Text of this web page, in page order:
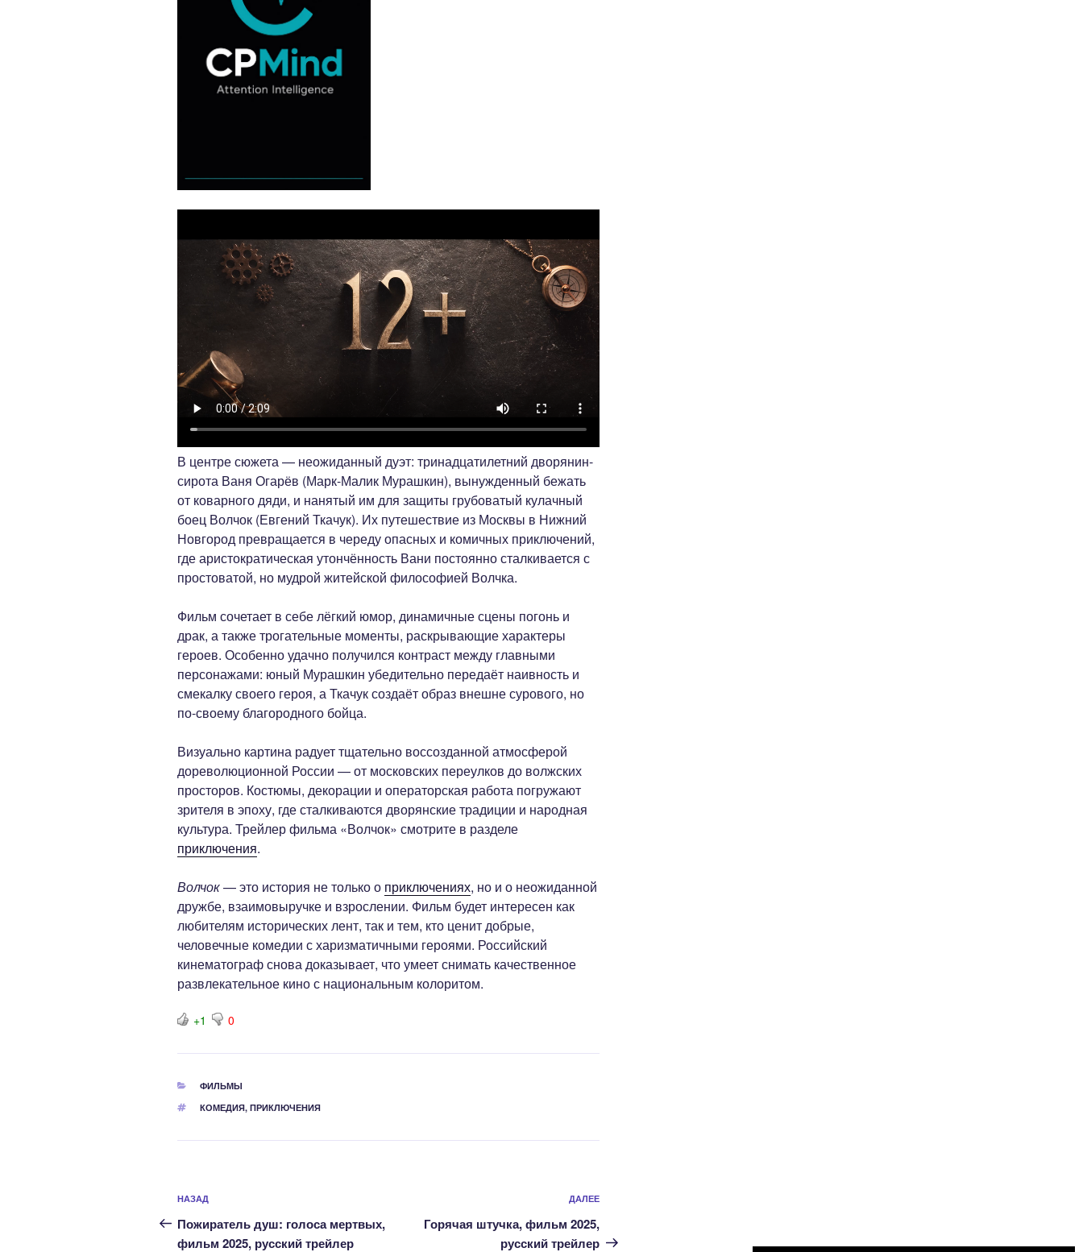
В центре сюжета — неожиданный дуэт: тринадцатилетний дворянин-
сирота Ваня Огарёв (Марк-Малик Мурашкин), вынужденный бежать
от коварного дяди, и нанятый им для защиты грубоватый кулачный
боец Волчок (Евгений Ткачук). Их путешествие из Москвы в Нижний
Новгород превращается в череду опасных и комичных приключений,
где аристократическая утончённость Вани постоянно сталкивается с
простоватой, но мудрой житейской философией Волчка.
Фильм сочетает в себе лёгкий юмор, динамичные сцены погонь и
драк, а также трогательные моменты, раскрывающие характеры
героев. Особенно удачно получился контраст между главными
персонажами: юный Мурашкин убедительно передаёт наивность и
смекалку своего героя, а Ткачук создаёт образ внешне сурового, но
по-своему благородного бойца.
Визуально картина радует тщательно воссозданной атмосферой
дореволюционной России — от московских переулков до волжских
просторов. Костюмы, декорации и операторская работа погружают
зрителя в эпоху, где сталкиваются дворянские традиции и народная
культура. Трейлер фильма «Волчок» смотрите в разделе
приключения.
Волчок— это история не только о приключениях, но и о неожиданной
дружбе, взаимовыручке и взрослении. Фильм будет интересен как
любителям исторических лент, так и тем, кто ценит добрые,
человечные комедии с харизматичными героями. Российский
кинематограф снова доказывает, что умеет снимать качественное
развлекательное кино с национальным колоритом.
+1 0
РУБРИКИ
ФИЛЬМЫ
МЕТКИ
КОМЕДИЯ, ПРИКЛЮЧЕНИЯ
Навигация
по
записям
Предыдущая
запись:
НАЗАД
Пожиратель душ: голоса мертвых,
фильм 2025, русский трейлер
Следующая
ДАЛЕЕ
Горячая штучка, фильм 2025,
русский трейлер